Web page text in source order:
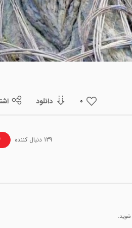
0 دانلود
139 دنبال کننده
شوید.